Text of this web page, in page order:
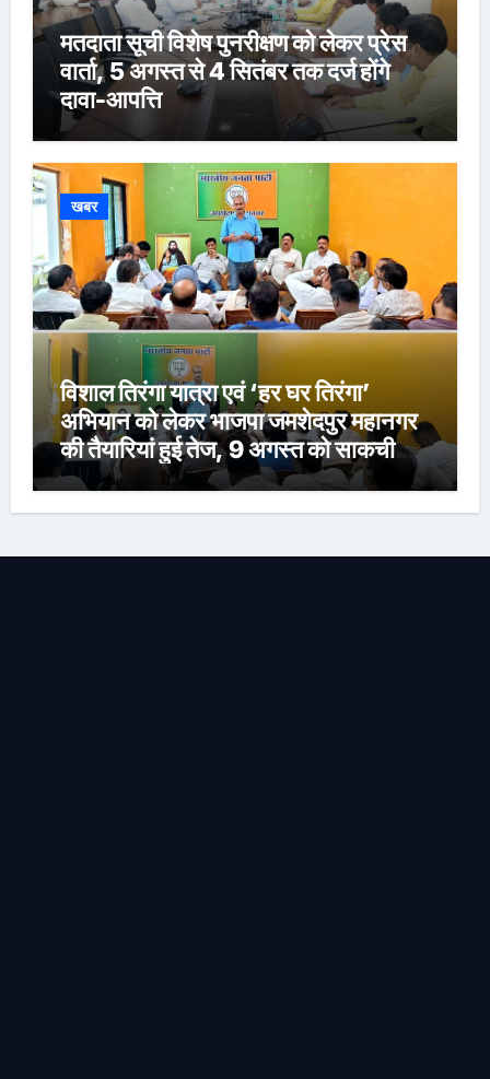
मतदाता सूची विशेष पुनरीक्षण को लेकर प्रेस
वार्ता, 5 अगस्त से 4 सितंबर तक दर्ज होंगे
दावा-आपत्ति
खबर
विशाल तिरंगा यात्रा एवं ‘हर घर तिरंगा’
अभियान को लेकर भाजपा जमशेदपुर महानगर
की तैयारियां हुई तेज, 9 अगस्त को साकची
नेताजी सुभाष मैदान से निकलेगी विशाल तिरंगा
यात्रा